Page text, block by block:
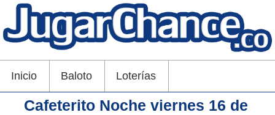
Inicio Baloto Loterías
Cafeterito Noche viernes 16 de